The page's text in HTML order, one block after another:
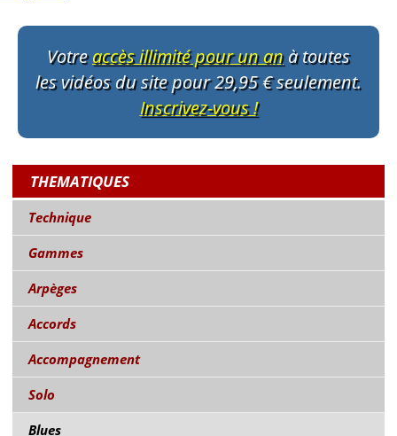
Votreaccès illimité pour un anà toutes
les vidéos du site pour 29,95 € seulement.
Inscrivez-vous !
THEMATIQUES
Technique
Gammes
Arpèges
Accords
Accompagnement
Solo
Blues